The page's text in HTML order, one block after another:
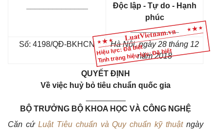
Hiệu lực: Đã biết
Tình trạng hiệu lực: Đã biết
Độc lập - Tự do - Hạnh
phúc
___________
Số: 4198/QĐ-BKHCN
Hà Nội, ngày28tháng 12
năm2018
QUYẾT ĐỊNH
Về việc huỷ bỏ tiêu chuẩn quốc gia
BỘ TRƯỞNG BỘ KHOA HỌC VÀ CÔNG NGHỆ
Căn cứ Luật Tiêu chuẩn và Quy chuẩn kỹ thuậtngày